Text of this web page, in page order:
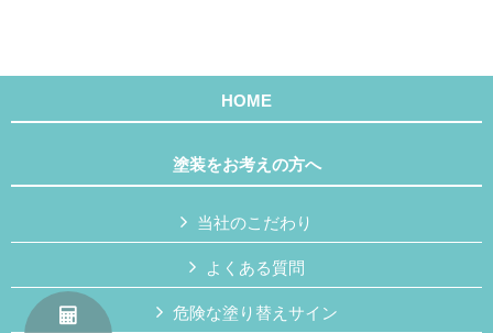
HOME
塗装をお考えの方へ
当社のこだわり
よくある質問
危険な塗り替えサイン